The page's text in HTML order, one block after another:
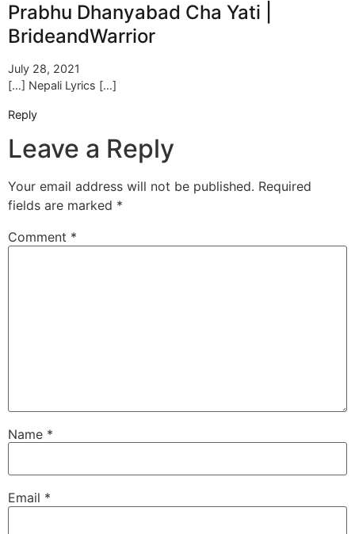
Prabhu Dhanyabad Cha Yati |
BrideandWarrior
July 28, 2021
[…] Nepali Lyrics […]
Reply
Leave a Reply
Your email address will not be published. Required
fields are marked *
Comment *
Name *
Email *